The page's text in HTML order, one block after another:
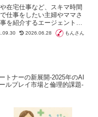
在宅仕事など、スキマ時間
仕事をしたい主婦やママさ
を紹介するエージェントを
ます。もちろん、本気で働き
も掲載していますのでしっ
2026.06.28 もんさん
トナーの新展開-2025年のAI
ルプレイ市場と倫理的課題-